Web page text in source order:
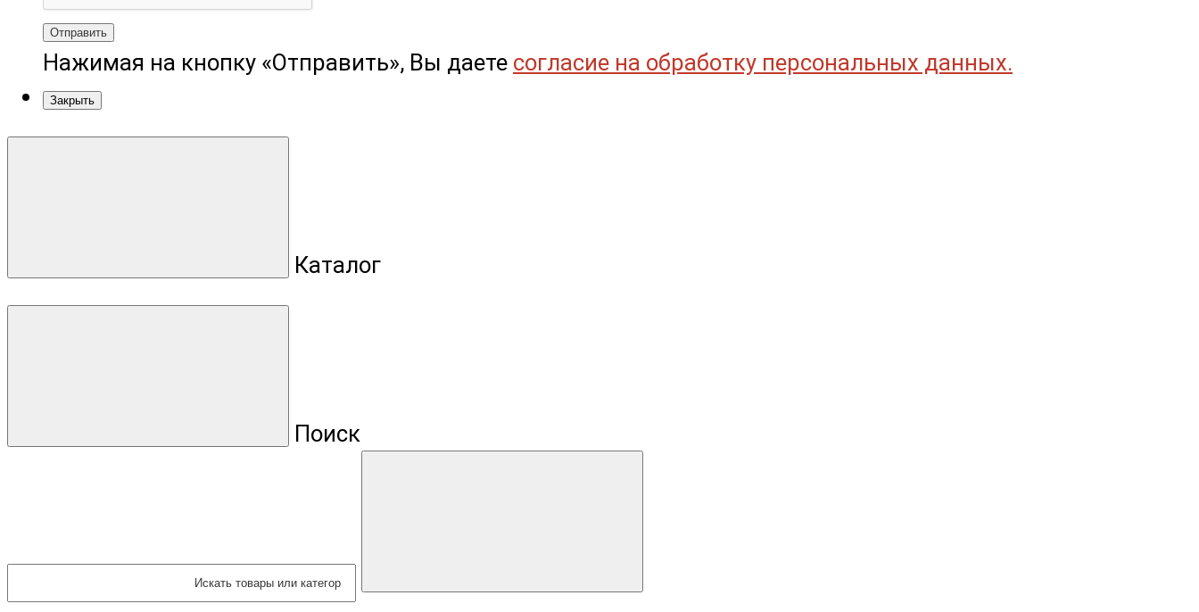
Отправить
Нажимая на кнопку «Отправить», Вы даете согласие на обработку персональных данных.
Закрыть
Каталог
Поиск